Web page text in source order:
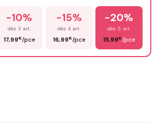
-10%
dès 3 art.
17,99€/pce
-15%
dès 4 art.
16,99€/pce
-20%
dès 5 art.
15,99€/pce